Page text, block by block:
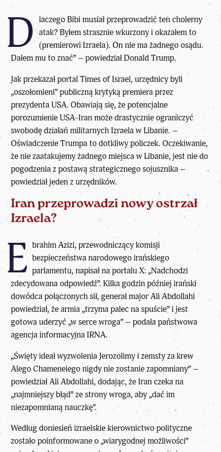
D
laczego Bibi musiał przeprowadzić ten cholerny
atak? Byłem strasznie wkurzony i okazałem to
(premierowi Izraela). On nie ma żadnego osądu.
Dałem mu to znać” – powiedział Donald Trump.
Jak przekazał portal Times of Israel, urzędnicy byli
„oszołomieni” publiczną krytyką premiera przez
prezydenta USA. Obawiają się, że potencjalne
porozumienie USA-Iran może drastycznie ograniczyć
swobodę działań militarnych Izraela w Libanie. –
Oświadczenie Trumpa to dotkliwy policzek. Oczekiwanie,
że nie zaatakujemy żadnego miejsca w Libanie, jest nie do
pogodzenia z postawą strategicznego sojusznika –
powiedział jeden z urzędników.
Iran przeprowadzi nowy ostrzał
Izraela?
E brahim Azizi, przewodniczący komisji
bezpieczeństwa narodowego irańskiego
parlamentu, napisał na portalu X: „Nadchodzi
zdecydowana odpowiedź”. Kilka godzin później irański
dowódca połączonych sił, generał major Ali Abdollahi
powiedział, że armia „trzyma palec na spuście” i jest
gotowa uderzyć „w serce wroga” – podała państwowa
agencja informacyjna IRNA.
„Święty ideał wyzwolenia Jerozolimy i zemsty za krew
Alego Chameneiego nigdy nie zostanie zapomniany” –
powiedział Ali Abdollahi, dodając, że Iran czeka na
„najmniejszy błąd” ze strony wroga, aby „dać im
niezapomnianą nauczkę”.
Według doniesień izraelskie kierownictwo polityczne
zostało poinformowane o „wiarygodnej możliwości”